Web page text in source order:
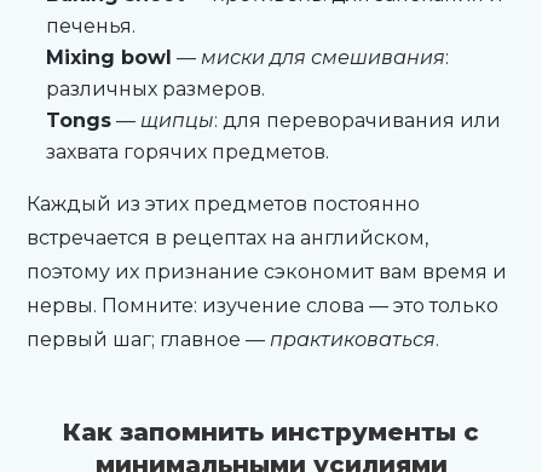
печенья.
Mixing bowl —миски для смешивания:
различных размеров.
Tongs —щипцы: для переворачивания или
захвата горячих предметов.
Каждый из этих предметов постоянно
встречается в рецептах на английском,
поэтому их признание сэкономит вам время и
нервы. Помните: изучение слова — это только
первый шаг; главное —практиковаться.
Как запомнить инструменты с
минимальными усилиями